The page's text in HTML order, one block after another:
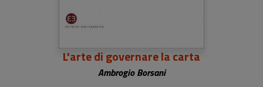
L'arte di governare la carta
Ambrogio Borsani